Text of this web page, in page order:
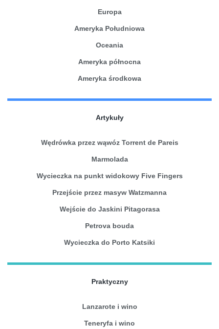
Europa
Ameryka Południowa
Oceania
Ameryka północna
Ameryka środkowa
Artykuły
Wędrówka przez wąwóz Torrent de Pareis
Marmolada
Wycieczka na punkt widokowy Five Fingers
Przejście przez masyw Watzmanna
Wejście do Jaskini Pitagorasa
Petrova bouda
Wycieczka do Porto Katsiki
Praktyczny
Lanzarote i wino
Teneryfa i wino